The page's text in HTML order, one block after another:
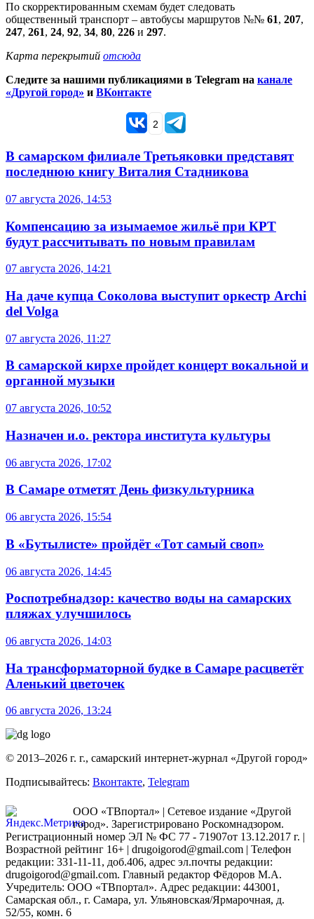
По скорректированным схемам будет следовать
общественный транспорт – автобусы маршрутов №№ 61, 207,
247, 261, 24, 92, 34, 80, 226 и 297.
Карта перекрытий отсюда
Следите за нашими публикациями в Telegram на канале
«Другой город» и ВКонтакте
2
В самарском филиале Третьяковки представят
последнюю книгу Виталия Стадникова
07 августа 2026, 14:53
Компенсацию за изымаемое жильё при КРТ
будут рассчитывать по новым правилам
07 августа 2026, 14:21
На даче купца Соколова выступит оркестр Archi
del Volga
07 августа 2026, 11:27
В самарской кирхе пройдет концерт вокальной и
органной музыки
07 августа 2026, 10:52
Назначен и.о. ректора института культуры
06 августа 2026, 17:02
В Самаре отметят День физкультурника
06 августа 2026, 15:54
В «Бутылисте» пройдёт «Тот самый своп»
06 августа 2026, 14:45
Роспотребнадзор: качество воды на самарских
пляжах улучшилось
06 августа 2026, 14:03
На трансформаторной будке в Самаре расцветёт
Аленький цветочек
06 августа 2026, 13:24
© 2013–2026 г. г., самарский интернет-журнал «Другой город»
Подписывайтесь: Вконтакте, Telegram
ООО «ТВпортал» | Сетевое издание «Другой
город». Зарегистрировано Роскомнадзором.
Регистрационный номер ЭЛ № ФС 77 - 71907от 13.12.2017 г. |
Возрастной рейтинг 16+ | drugoigorod@gmail.com | Телефон
редакции: 331-11-11, доб.406, адрес эл.почты редакции:
drugoigorod@gmail.com. Главный редактор Фёдоров М.А.
Учредитель: ООО «ТВпортал». Адрес редакции: 443001,
Самарская обл., г. Самара, ул. Ульяновская/Ярмарочная, д.
52/55, комн. 6